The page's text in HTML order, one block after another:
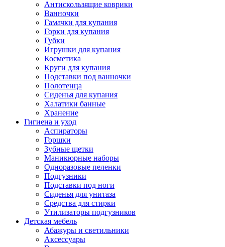
Антискользящие коврики
Ванночки
Гамачки для купания
Горки для купания
Губки
Игрушки для купания
Косметика
Круги для купания
Подставки под ванночки
Полотенца
Сиденья для купания
Халатики банные
Хранение
Гигиена и уход
Аспираторы
Горшки
Зубные щетки
Маникюрные наборы
Одноразовые пеленки
Подгузники
Подставки под ноги
Сиденья для унитаза
Средства для стирки
Утилизаторы подгузников
Детская мебель
Абажуры и светильники
Аксессуары